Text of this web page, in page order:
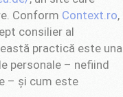
Conform Context.ro,
consilier al
practică este una
personale – nefiind
– și cum este